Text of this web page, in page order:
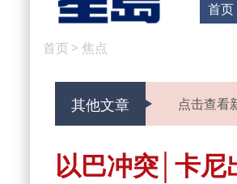
首页
首页 > 焦点
其他文章 点击查看
以巴冲突│卡